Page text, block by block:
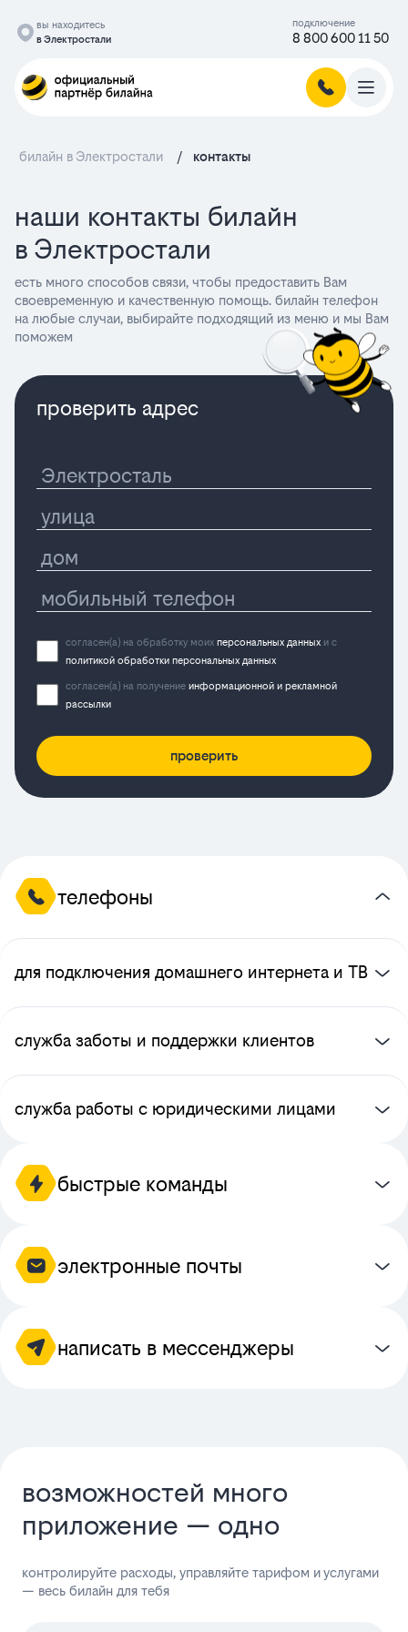
вы находитесь
в Электростали
подключение
8 800 600 11 50
билайн в Электростали / контакты
наши контакты билайн
в Электростали
есть много способов связи, чтобы предоставить Вам
своевременную и качественную помощь. билайн телефон
на любые случаи, выбирайте подходящий из меню и мы Вам
поможем
телефоны
для подключения домашнего интернета и ТВ
служба заботы и поддержки клиентов
служба работы с юридическими лицами
быстрые команды
электронные почты
написать в мессенджеры
проверить адрес
согласен(а) на обработку моих персональных данных и с
политикой обработки персональных данных
согласен(а) на получение информационной и рекламной
рассылки
проверить
возможностей много
приложение — одно
контролируйте расходы, управляйте тарифом и услугами
— весь билайн для тебя